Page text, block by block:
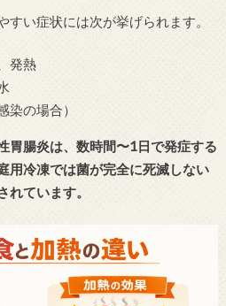
すい症状には次が挙げられます。
発熱
染の場合）
胃腸炎は、数時間〜1日で発症する
用冷凍では菌が完全に死滅しない
れています。